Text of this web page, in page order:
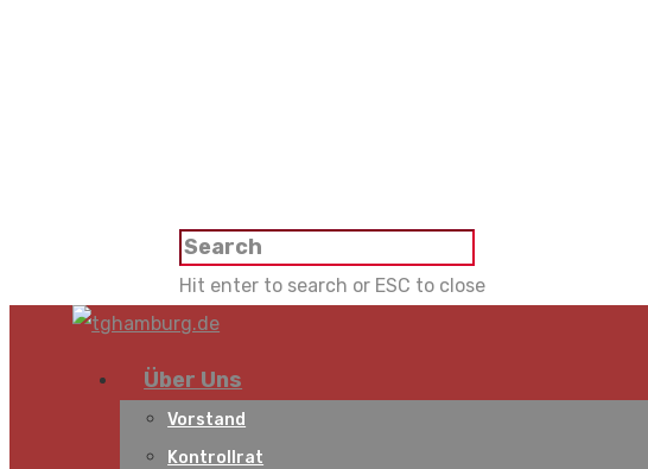
Hit enter to search or ESC to close
Über Uns
Vorstand
Kontrollrat